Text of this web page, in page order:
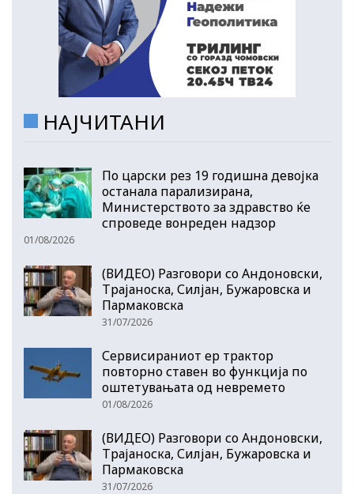
НАЈЧИТАНИ
По царски рез 19 годишна девојка
останала парализирана,
Министерството за здравство ќе
спроведе вонреден надзор
01/08/2026
(ВИДЕО) Разговори со Андоновски,
Трајаноска, Силјан, Бужаровска и
Пармаковска
31/07/2026
Сервисираниот ер трактор
повторно ставен во функција по
оштетувањата од невремето
01/08/2026
(ВИДЕО) Разговори со Андоновски,
Трајаноска, Силјан, Бужаровска и
Пармаковска
31/07/2026